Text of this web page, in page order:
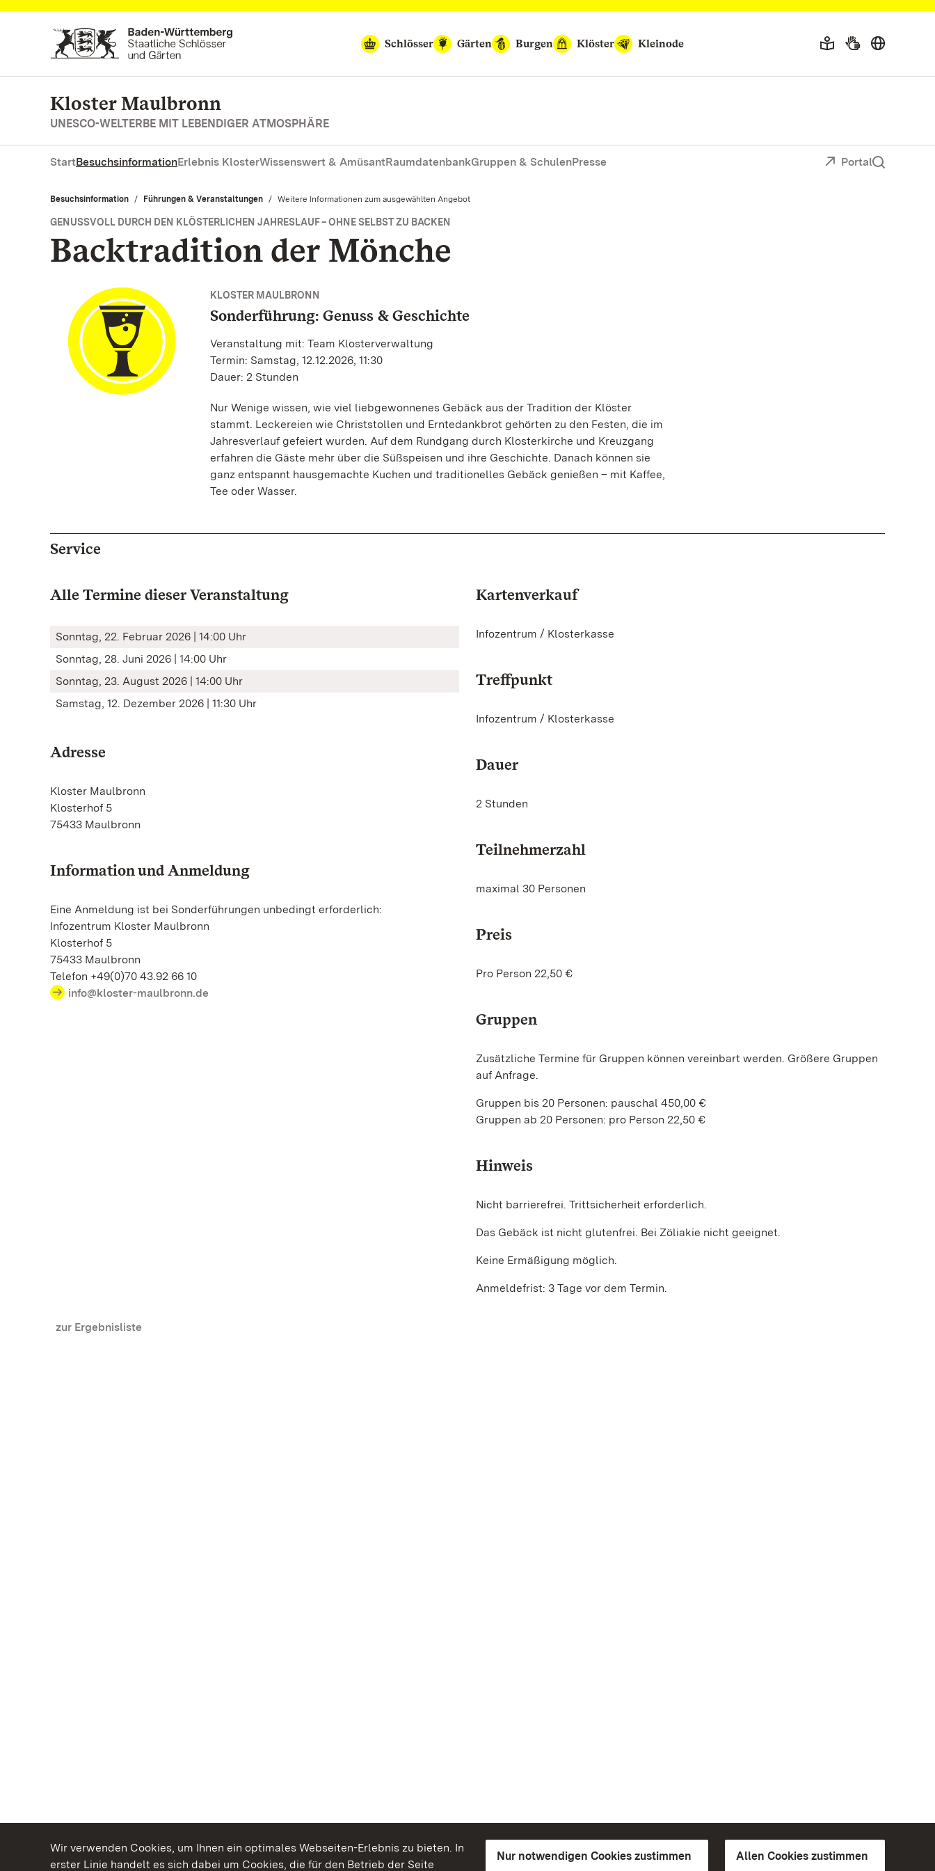
Wir verwenden Cookies, um Ihnen ein optimales Webseiten-Erlebnis zu bieten. In
erster Linie handelt es sich dabei um Cookies, die für den Betrieb der Seite
Nur notwendigen Cookies zustimmen Allen Cookies zustimmen
Zum Hauptinhalt springen
Schlösser
Gärten Burgen Klöster Kleinode
Kloster Maulbronn
UNESCO-WELTERBE MIT LEBENDIGER ATMOSPHÄRE
StartBesuchsinformationErlebnis KlosterWissenswert & AmüsantRaumdatenbankGruppen & SchulenPresse Portal
Besuchsinformation Führungen & Veranstaltungen Aktuell:
Weitere Informationen zum ausgewählten Angebot
GENUSSVOLL DURCH DEN KLÖSTERLICHEN JAHRESLAUF – OHNE SELBST ZU BACKEN
Backtradition der Mönche
KLOSTER MAULBRONN
Sonderführung: Genuss & Geschichte
Veranstaltung mit: Team Klosterverwaltung
Termin: Samstag, 12.12.2026, 11:30
Dauer: 2 Stunden
Nur Wenige wissen, wie viel liebgewonnenes Gebäck aus der Tradition der Klöster
stammt. Leckereien wie Christstollen und Erntedankbrot gehörten zu den Festen, die im
Jahresverlauf gefeiert wurden. Auf dem Rundgang durch Klosterkirche und Kreuzgang
erfahren die Gäste mehr über die Süßspeisen und ihre Geschichte. Danach können sie
ganz entspannt hausgemachte Kuchen und traditionelles Gebäck genießen – mit Kaffee,
Tee oder Wasser.
Service
Alle Termine dieser Veranstaltung
Sonntag, 22. Februar 2026 | 14:00 Uhr
Sonntag, 28. Juni 2026 | 14:00 Uhr
Sonntag, 23. August 2026 | 14:00 Uhr
Samstag, 12. Dezember 2026 | 11:30 Uhr
Adresse
Kloster Maulbronn
Klosterhof 5
75433 Maulbronn
Information und Anmeldung
Eine Anmeldung ist bei Sonderführungen unbedingt erforderlich:
Infozentrum Kloster Maulbronn
Klosterhof 5
75433 Maulbronn
Telefon +49(0)70 43.92 66 10
info@kloster-maulbronn.de
Kartenverkauf
Infozentrum / Klosterkasse
Treffpunkt
Infozentrum / Klosterkasse
Dauer
2 Stunden
Teilnehmerzahl
maximal 30 Personen
Preis
Pro Person 22,50 €
Gruppen
Zusätzliche Termine für Gruppen können vereinbart werden. Größere Gruppen
auf Anfrage.
Gruppen bis 20 Personen: pauschal 450,00 €
Gruppen ab 20 Personen: pro Person 22,50 €
Hinweis
Nicht barrierefrei. Trittsicherheit erforderlich.
Das Gebäck ist nicht glutenfrei. Bei Zöliakie nicht geeignet.
Keine Ermäßigung möglich.
Anmeldefrist: 3 Tage vor dem Termin.
zur Ergebnisliste